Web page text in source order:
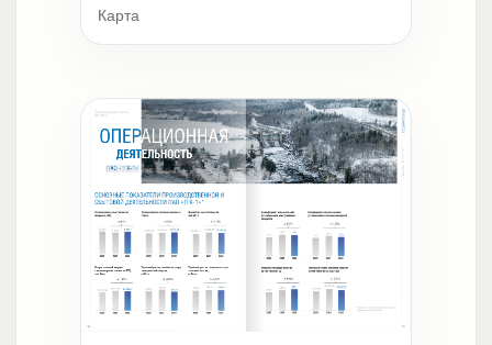
Карта